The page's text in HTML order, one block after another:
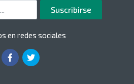
electrónico Suscribirse
en redes sociales